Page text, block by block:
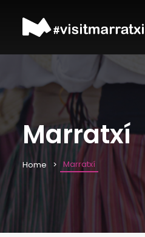
Marratxí
Home Marratxí